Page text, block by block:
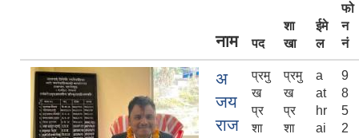
नाम पद
शा
खा
ईमे
ल
फो
न
नं
अ
जय
राज
प्रमु
ख
प्र
शा
प्रमु
ख
प्र
शा
a
at
hr
ai
9
8
5
2